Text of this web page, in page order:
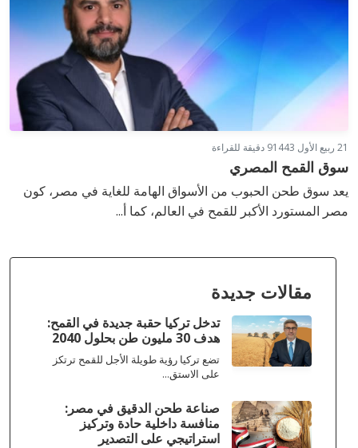
21 ربيع الأول 1443 9 دقيقة للقراءة
سوق القمح المصري
يعد سوق طحن الحبوب من الأسواق الهامة للغاية في مصر، كون
مصر المستورد الأكبر للقمح في العالم، كما أ...
مقالات جديدة
تدخل تركيا حقبة جديدة في القمح:
هدف 30 مليون طن بحلول 2040
تضع تركيا رؤية طويلة الأجل للقمح ترتكز
على الاستق...
صناعة طحن الدقيق في مصر:
منافسة داخلية حادة وتركيز
استراتيجي على التصدير